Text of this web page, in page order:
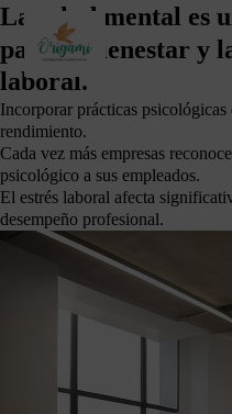
La salud mental es
para el bienestar y
laboral.
Incorporar prácticas
rendimiento.
Cada vez más empresas
psicológico a sus empleados.
El estrés laboral afecta
desempeño profesional.